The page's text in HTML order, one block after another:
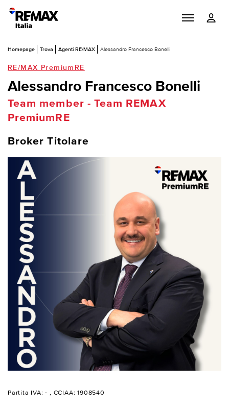
Homepage Trova Agenti RE/MAX Alessandro Francesco Bonelli
RE/MAX PremiumRE
Alessandro Francesco Bonelli
Team member - Team REMAX
PremiumRE
Broker Titolare
Partita IVA: - , CCIAA: 1908540